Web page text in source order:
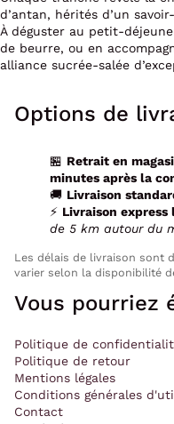
d’antan, hérités d’un
À déguster au petit-
de beurre, ou en
alliance sucrée-salée
Options de
🏪 Retrait en
minutes après la
🚚 Livraison
⚡ Livraison express
de 5 km autour du
Les délais de livraison sont
varier selon la disponibilité
Vous pourriez
Politique de
Politique de retour
Mentions légales
Conditions générales
Contact